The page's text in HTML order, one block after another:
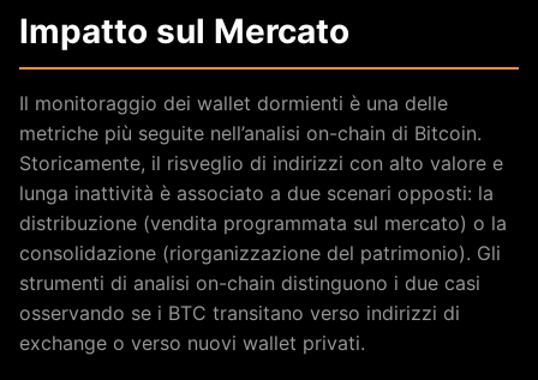
Impatto sul Mercato
Il monitoraggio dei wallet dormienti è una delle
metriche più seguite nell’analisi on-chain di Bitcoin.
Storicamente, il risveglio di indirizzi con alto valore e
lunga inattività è associato a due scenari opposti: la
distribuzione (vendita programmata sul mercato) o la
consolidazione (riorganizzazione del patrimonio). Gli
strumenti di analisi on-chain distinguono i due casi
osservando se i BTC transitano verso indirizzi di
exchange o verso nuovi wallet privati.